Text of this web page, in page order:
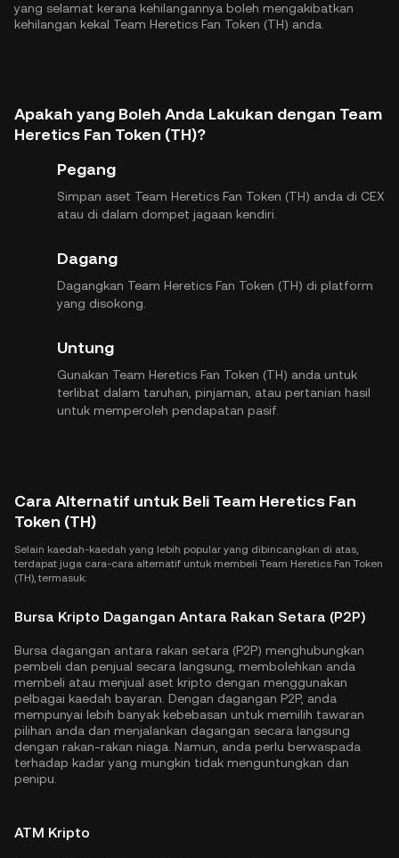
yang selamat kerana kehilangannya boleh mengakibatkan
kehilangan kekal Team Heretics Fan Token (TH) anda.
Apakah yang Boleh Anda Lakukan dengan Team
Heretics Fan Token (TH)?
Pegang
Simpan aset Team Heretics Fan Token (TH) anda di CEX
atau di dalam dompet jagaan kendiri.
Dagang
Dagangkan Team Heretics Fan Token (TH) di platform
yang disokong.
Untung
Gunakan Team Heretics Fan Token (TH) anda untuk
terlibat dalam taruhan, pinjaman, atau pertanian hasil
untuk memperoleh pendapatan pasif.
Cara Alternatif untuk Beli Team Heretics Fan
Token (TH)
Selain kaedah-kaedah yang lebih popular yang dibincangkan di atas,
terdapat juga cara-cara alternatif untuk membeli Team Heretics Fan Token
(TH), termasuk:
Bursa Kripto Dagangan Antara Rakan Setara (P2P)
Bursa dagangan antara rakan setara (P2P) menghubungkan
pembeli dan penjual secara langsung, membolehkan anda
membeli atau menjual aset kripto dengan menggunakan
pelbagai kaedah bayaran. Dengan dagangan P2P, anda
mempunyai lebih banyak kebebasan untuk memilih tawaran
pilihan anda dan menjalankan dagangan secara langsung
dengan rakan-rakan niaga. Namun, anda perlu berwaspada
terhadap kadar yang mungkin tidak menguntungkan dan
penipu.
ATM Kripto